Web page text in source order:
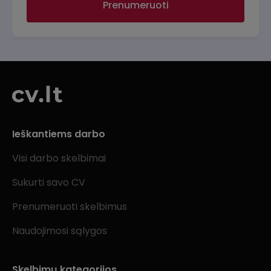
Prenumeruoti
Ieškantiems darbo
Visi darbo skelbimai
Sukurti savo CV
Prenumeruoti skelbimus
Naudojimosi sąlygos